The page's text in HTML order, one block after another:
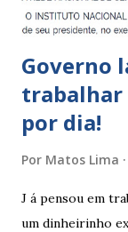
Governo
trabalhar
por dia!
Por Matos Lima
J á pensou em
um dinheirinho